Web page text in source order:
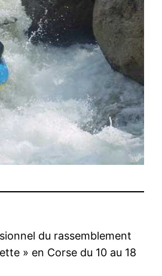
du rassemblement
» en Corse du 10 au 18